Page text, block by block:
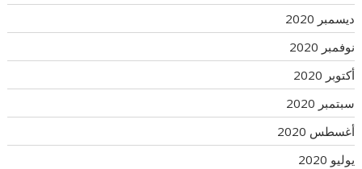
ديسمبر 2020
نوفمبر 2020
أكتوبر 2020
سبتمبر 2020
أغسطس 2020
يوليو 2020